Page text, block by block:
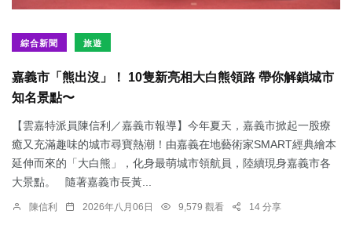
綜合新聞 旅遊
嘉義市「熊出沒」！ 10隻新亮相大白熊領路 帶你解鎖城市
知名景點〜
【雲嘉特派員陳信利／嘉義市報導】今年夏天，嘉義市掀起一股療
癒又充滿趣味的城市尋寶熱潮！由嘉義在地藝術家SMART經典繪本
延伸而來的「大白熊」，化身最萌城市領航員，陸續現身嘉義市各
大景點。 隨著嘉義市長黃...
陳信利 2026年八月06日 9,579 觀看 14 分享